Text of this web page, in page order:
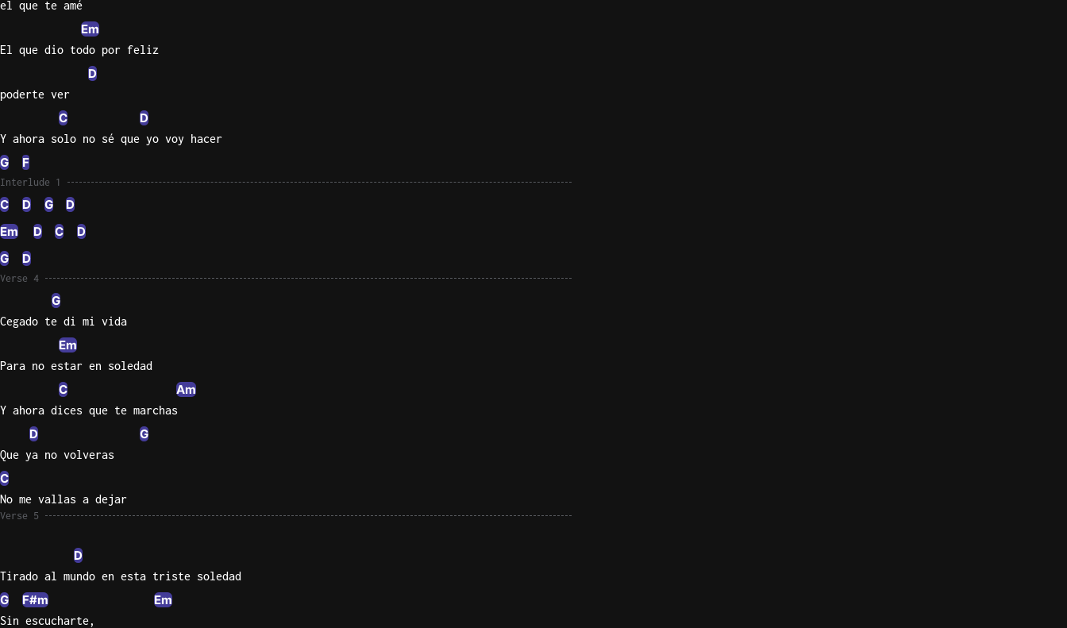
el que te amé
Em
El que dio todo por feliz
D
poderte ver
C D
Y ahora solo no sé que yo voy hacer
G F
Interlude 1
C D G
D
Em
D C
D
G
D
Verse 4
G
Cegado te di mi vida
Em
Para no estar en soledad
C Am
Y ahora dices que te marchas
D G
Que ya no volveras
C
No me vallas a dejar
Verse 5
D
Tirado al mundo en esta triste soledad
G F#m Em
Sin escucharte,